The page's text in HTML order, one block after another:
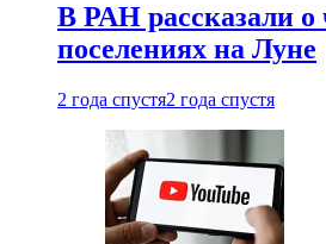
В РАН рассказали о
поселениях на Луне
2 года спустя2 года спустя